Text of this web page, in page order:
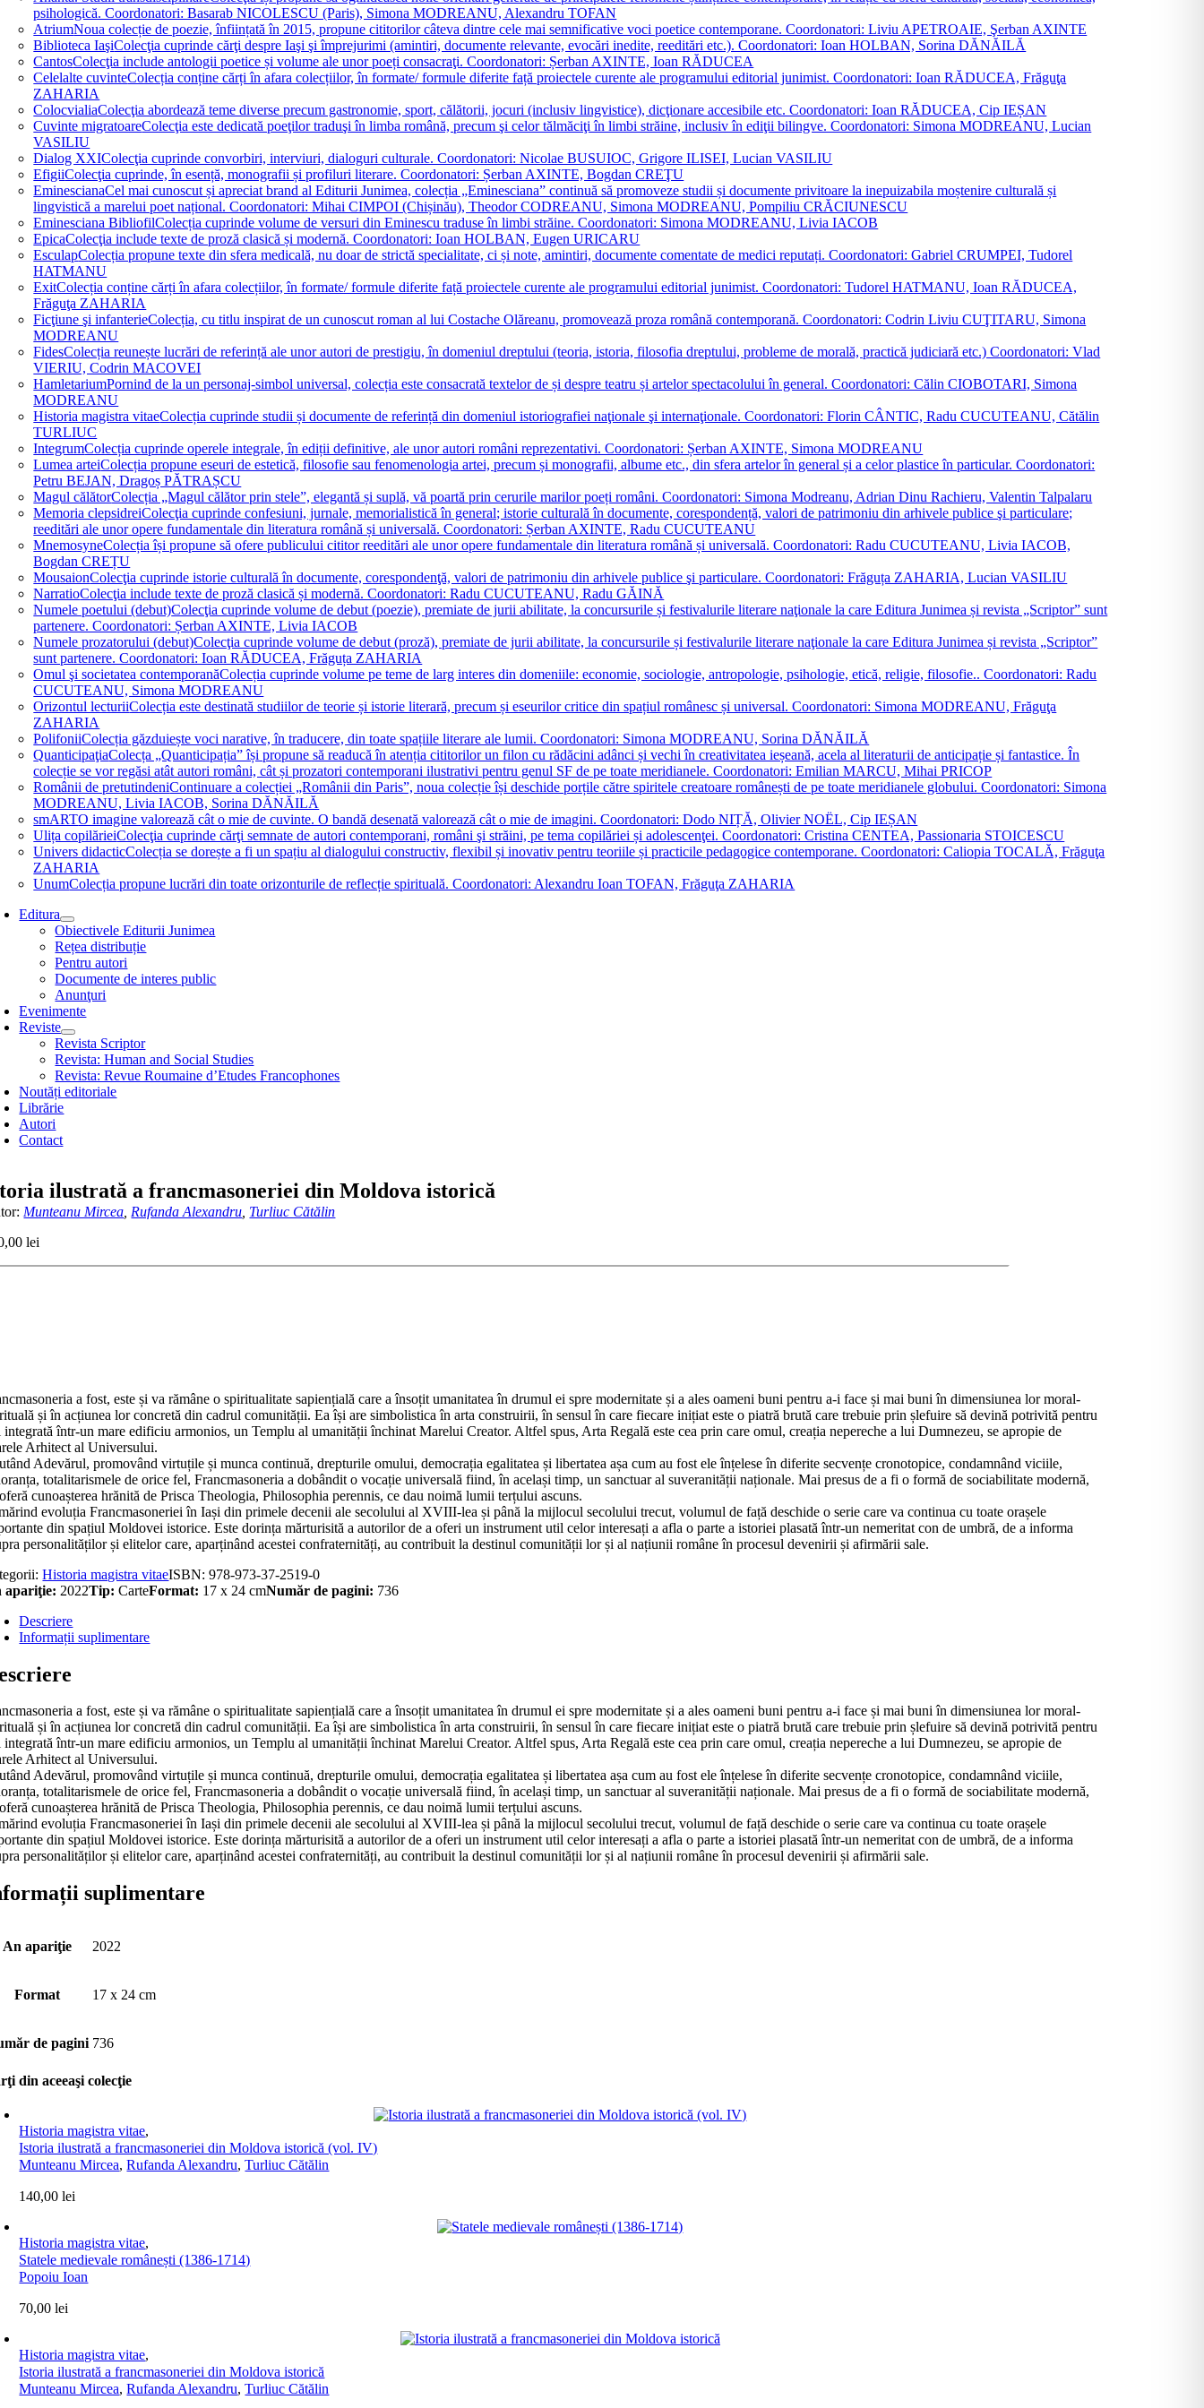
psihologică. Coordonatori: Basarab NICOLESCU (Paris), Simona MODREANU, Alexandru TOFAN
AtriumNoua colecție de poezie, înființată în 2015, propune cititorilor câteva dintre cele mai semnificative voci poetice contemporane. Coordonatori: Liviu APETROAIE, Şerban AXINTE
Biblioteca IaşiColecţia cuprinde cărţi despre Iaşi şi împrejurimi (amintiri, documente relevante, evocări inedite, reeditări etc.). Coordonatori: Ioan HOLBAN, Sorina DĂNĂILĂ
CantosColecţia include antologii poetice și volume ale unor poeți consacraţi. Coordonatori: Șerban AXINTE, Ioan RĂDUCEA
Celelalte cuvinteColecția conține cărți în afara colecțiilor, în formate/ formule diferite față proiectele curente ale programului editorial junimist. Coordonatori: Ioan RĂDUCEA, Frăguţa
ZAHARIA
ColocvialiaColecţia abordează teme diverse precum gastronomie, sport, călătorii, jocuri (inclusiv lingvistice), dicţionare accesibile etc. Coordonatori: Ioan RĂDUCEA, Cip IEȘAN
Cuvinte migratoareColecţia este dedicată poeţilor traduşi în limba română, precum şi celor tălmăciţi în limbi străine, inclusiv în ediţii bilingve. Coordonatori: Simona MODREANU, Lucian
VASILIU
Dialog XXIColecţia cuprinde convorbiri, interviuri, dialoguri culturale. Coordonatori: Nicolae BUSUIOC, Grigore ILISEI, Lucian VASILIU
EfigiiColecţia cuprinde, în esență, monografii și profiluri literare. Coordonatori: Șerban AXINTE, Bogdan CREŢU
EminescianaCel mai cunoscut și apreciat brand al Editurii Junimea, colecția „Eminesciana” continuă să promoveze studii și documente privitoare la inepuizabila moștenire culturală și
lingvistică a marelui poet național. Coordonatori: Mihai CIMPOI (Chișinău), Theodor CODREANU, Simona MODREANU, Pompiliu CRĂCIUNESCU
Eminesciana BibliofilColecția cuprinde volume de versuri din Eminescu traduse în limbi străine. Coordonatori: Simona MODREANU, Livia IACOB
EpicaColecţia include texte de proză clasică și modernă. Coordonatori: Ioan HOLBAN, Eugen URICARU
EsculapColecția propune texte din sfera medicală, nu doar de strictă specialitate, ci și note, amintiri, documente comentate de medici reputați. Coordonatori: Gabriel CRUMPEI, Tudorel
HATMANU
ExitColecția conține cărți în afara colecțiilor, în formate/ formule diferite față proiectele curente ale programului editorial junimist. Coordonatori: Tudorel HATMANU, Ioan RĂDUCEA,
Frăguţa ZAHARIA
Ficţiune şi infanterieColecția, cu titlu inspirat de un cunoscut roman al lui Costache Olăreanu, promovează proza română contemporană. Coordonatori: Codrin Liviu CUŢITARU, Simona
MODREANU
FidesColecția reunește lucrări de referință ale unor autori de prestigiu, în domeniul dreptului (teoria, istoria, filosofia dreptului, probleme de morală, practică judiciară etc.) Coordonatori: Vlad
VIERIU, Codrin MACOVEI
HamletariumPornind de la un personaj-simbol universal, colecția este consacrată textelor de și despre teatru și artelor spectacolului în general. Coordonatori: Călin CIOBOTARI, Simona
MODREANU
Historia magistra vitaeColecția cuprinde studii și documente de referință din domeniul istoriografiei naţionale şi internaţionale. Coordonatori: Florin CÂNTIC, Radu CUCUTEANU, Cătălin
TURLIUC
IntegrumColecția cuprinde operele integrale, în ediții definitive, ale unor autori români reprezentativi. Coordonatori: Șerban AXINTE, Simona MODREANU
Lumea arteiColecția propune eseuri de estetică, filosofie sau fenomenologia artei, precum și monografii, albume etc., din sfera artelor în general și a celor plastice în particular. Coordonatori:
Petru BEJAN, Dragoș PĂTRAȘCU
Magul călătorColecția „Magul călător prin stele”, elegantă și suplă, vă poartă prin cerurile marilor poeți români. Coordonatori: Simona Modreanu, Adrian Dinu Rachieru, Valentin Talpalaru
Memoria clepsidreiColecţia cuprinde confesiuni, jurnale, memorialistică în general; istorie culturală în documente, corespondență, valori de patrimoniu din arhivele publice şi particulare;
reeditări ale unor opere fundamentale din literatura română și universală. Coordonatori: Șerban AXINTE, Radu CUCUTEANU
MnemosyneColecția își propune să ofere publicului cititor reeditări ale unor opere fundamentale din literatura română și universală. Coordonatori: Radu CUCUTEANU, Livia IACOB,
Bogdan CREȚU
MousaionColecţia cuprinde istorie culturală în documente, corespondenţă, valori de patrimoniu din arhivele publice şi particulare. Coordonatori: Frăguța ZAHARIA, Lucian VASILIU
NarratioColecţia include texte de proză clasică și modernă. Coordonatori: Radu CUCUTEANU, Radu GĂINĂ
Numele poetului (debut)Colecţia cuprinde volume de debut (poezie), premiate de jurii abilitate, la concursurile și festivalurile literare naţionale la care Editura Junimea și revista „Scriptor” sunt
partenere. Coordonatori: Șerban AXINTE, Livia IACOB
Numele prozatorului (debut)Colecţia cuprinde volume de debut (proză), premiate de jurii abilitate, la concursurile și festivalurile literare naţionale la care Editura Junimea și revista „Scriptor”
sunt partenere. Coordonatori: Ioan RĂDUCEA, Frăguța ZAHARIA
Omul şi societatea contemporanăColecția cuprinde volume pe teme de larg interes din domeniile: economie, sociologie, antropologie, psihologie, etică, religie, filosofie.. Coordonatori: Radu
CUCUTEANU, Simona MODREANU
Orizontul lecturiiColecția este destinată studiilor de teorie și istorie literară, precum și eseurilor critice din spațiul românesc și universal. Coordonatori: Simona MODREANU, Frăguţa
ZAHARIA
PolifoniiColecția găzduiește voci narative, în traducere, din toate spațiile literare ale lumii. Coordonatori: Simona MODREANU, Sorina DĂNĂILĂ
QuanticipaţiaColecța „Quanticipația” își propune să readucă în atenția cititorilor un filon cu rădăcini adânci și vechi în creativitatea ieșeană, acela al literaturii de anticipație și fantastice. În
colecție se vor regăsi atât autori români, cât și prozatori contemporani ilustrativi pentru genul SF de pe toate meridianele. Coordonatori: Emilian MARCU, Mihai PRICOP
Românii de pretutindeniContinuare a colecției „Românii din Paris”, noua colecție își deschide porțile către spiritele creatoare românești de pe toate meridianele globului. Coordonatori: Simona
MODREANU, Livia IACOB, Sorina DĂNĂILĂ
smARTO imagine valorează cât o mie de cuvinte. O bandă desenată valorează cât o mie de imagini. Coordonatori: Dodo NIȚĂ, Olivier NOËL, Cip IEȘAN
Ulița copilărieiColecţia cuprinde cărţi semnate de autori contemporani, români şi străini, pe tema copilăriei și adolescenţei. Coordonatori: Cristina CENTEA, Passionaria STOICESCU
Univers didacticColecția se dorește a fi un spațiu al dialogului constructiv, flexibil și inovativ pentru teoriile și practicile pedagogice contemporane. Coordonatori: Caliopia TOCALĂ, Frăguţa
ZAHARIA
UnumColecția propune lucrări din toate orizonturile de reflecție spirituală. Coordonatori: Alexandru Ioan TOFAN, Frăguţa ZAHARIA
Editura
Obiectivele Editurii Junimea
Rețea distribuție
Pentru autori
Documente de interes public
Anunţuri
Evenimente
Reviste
Revista Scriptor
Revista: Human and Social Studies
Revista: Revue Roumaine d’Etudes Francophones
Noutăți editoriale
Librărie
Autori
Contact
ilustrată a francmasoneriei din Moldova istorică
Munteanu Mircea Rufanda Alexandru Turliuc Cătălin
lei
a fost, este și va rămâne o spiritualitate sapiențială care a însoțit umanitatea în drumul ei spre modernitate și a ales oameni buni pentru a-i face și mai buni în dimensiunea lor moral-
și în acțiunea lor concretă din cadrul comunității. Ea își are simbolistica în arta construirii, în sensul în care fiecare inițiat este o piatră brută care trebuie prin șlefuire să devină potrivită pentru
integrată într-un mare edificiu armonios, un Templu al umanității închinat Marelui Creator. Altfel spus, Arta Regală este cea prin care omul, creația nepereche a lui Dumnezeu, se apropie de
Arhitect al Universului.
Adevărul, promovând virtuțile și munca continuă, drepturile omului, democrația egalitatea și libertatea așa cum au fost ele înțelese în diferite secvențe cronotopice, condamnând viciile,
totalitarismele de orice fel, Francmasoneria a dobândit o vocație universală fiind, în același timp, un sanctuar al suveranității naționale. Mai presus de a fi o formă de sociabilitate modernă,
cunoașterea hrănită de Prisca Theologia, Philosophia perennis, ce dau noimă lumii terțului ascuns.
evoluția Francmasoneriei în Iași din primele decenii ale secolului al XVIII-lea și până la mijlocul secolului trecut, volumul de față deschide o serie care va continua cu toate orașele
din spațiul Moldovei istorice. Este dorința mărturisită a autorilor de a oferi un instrument util celor interesați a afla o parte a istoriei plasată într-un nemeritat con de umbră, de a informa
personalităților și elitelor care, aparținând acestei confraternități, au contribuit la destinul comunității lor și al națiunii române în procesul devenirii și afirmării sale.
Historia magistra vitaeISBN:978-973-37-2519-0
apariţie: 2022Tip: CarteFormat: 17 x 24 cmNumăr de pagini: 736
Descriere
Informații suplimentare
a fost, este și va rămâne o spiritualitate sapiențială care a însoțit umanitatea în drumul ei spre modernitate și a ales oameni buni pentru a-i face și mai buni în dimensiunea lor moral-
și în acțiunea lor concretă din cadrul comunității. Ea își are simbolistica în arta construirii, în sensul în care fiecare inițiat este o piatră brută care trebuie prin șlefuire să devină potrivită pentru
integrată într-un mare edificiu armonios, un Templu al umanității închinat Marelui Creator. Altfel spus, Arta Regală este cea prin care omul, creația nepereche a lui Dumnezeu, se apropie de
Arhitect al Universului.
Adevărul, promovând virtuțile și munca continuă, drepturile omului, democrația egalitatea și libertatea așa cum au fost ele înțelese în diferite secvențe cronotopice, condamnând viciile,
totalitarismele de orice fel, Francmasoneria a dobândit o vocație universală fiind, în același timp, un sanctuar al suveranității naționale. Mai presus de a fi o formă de sociabilitate modernă,
cunoașterea hrănită de Prisca Theologia, Philosophia perennis, ce dau noimă lumii terțului ascuns.
evoluția Francmasoneriei în Iași din primele decenii ale secolului al XVIII-lea și până la mijlocul secolului trecut, volumul de față deschide o serie care va continua cu toate orașele
din spațiul Moldovei istorice. Este dorința mărturisită a autorilor de a oferi un instrument util celor interesați a afla o parte a istoriei plasată într-un nemeritat con de umbră, de a informa
personalităților și elitelor care, aparținând acestei confraternități, au contribuit la destinul comunității lor și al națiunii române în procesul devenirii și afirmării sale.
suplimentare
An apariţie 2022
Format 17 x 24 cm
de pagini 736
din aceeaşi colecţie
Historia magistra vitae,
Istoria ilustrată a francmasoneriei din Moldova istorică (vol. IV)
Munteanu Mircea,Rufanda Alexandru,Turliuc Cătălin
140,00lei
Historia magistra vitae,
Statele medievale românești (1386-1714)
Popoiu Ioan
70,00lei
Historia magistra vitae,
Istoria ilustrată a francmasoneriei din Moldova istorică
Munteanu Mircea,Rufanda Alexandru,Turliuc Cătălin